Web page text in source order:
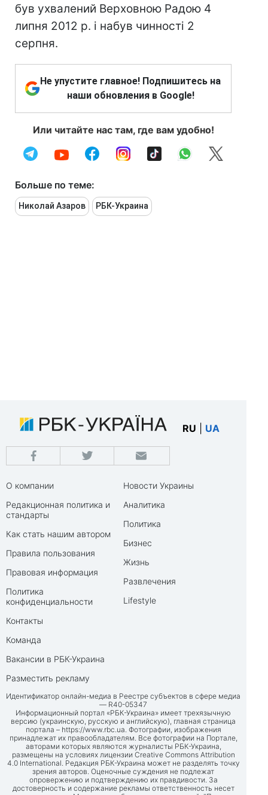
був ухвалений Верховною Радою 4
липня 2012 р. і набув чинності 2
серпня.
Не упустите главное! Подпишитесь на
наши обновления в Google!
Или читайте нас там, где вам удобно!
Больше по теме:
Николай Азаров РБК-Украина
RU UA
О компании
Редакционная политика и
стандарты
Как стать нашим автором
Правила пользования
Правовая информация
Политика
конфиденциальности
Контакты
Команда
Вакансии в РБК-Украина
Разместить рекламу
Новости Украины
Аналитика
Политика
Бизнес
Жизнь
Развлечения
Lifestyle
Идентификатор онлайн-медиа в Реестре субъектов в сфере медиа
— R40-05347
Информационный портал «РБК-Украина» имеет трехязычную
версию (украинскую, русскую и английскую), главная страница
портала – https://www.rbc.ua. Фотографии, изображения
принадлежат их правообладателям. Все фотографии на Портале,
авторами которых являются журналисты РБК-Украина,
размещены на условиях лицензии Creative Commons Attribution
4.0 International. Редакция РБК-Украина может не разделять точку
зрения авторов. Оценочные суждения не подлежат
опровержению и подтверждению их правдивости. За
достоверность и содержание рекламы ответственность несет